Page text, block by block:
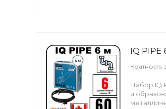
IQ PIPE
Кратность
Набор IQ
и